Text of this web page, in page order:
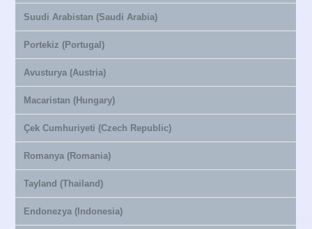
Suudi Arabistan (Saudi Arabia)
Portekiz (Portugal)
Avusturya (Austria)
Macaristan (Hungary)
Çek Cumhuriyeti (Czech Republic)
Romanya (Romania)
Tayland (Thailand)
Endonezya (Indonesia)